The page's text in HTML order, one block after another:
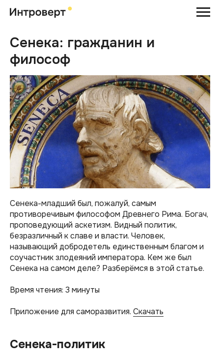
Сенека: гражданин и
философ
Сенека-младший был, пожалуй, самым
противоречивым философом Древнего Рима. Богач,
проповедующий аскетизм. Видный политик,
безразличный к славе и власти. Человек,
называющий добродетель единственным благом и
соучастник злодеяний императора. Кем же был
Сенека на самом деле? Разберёмся в этой статье.
Время чтения: 3 минуты
Приложение для саморазвития. Скачать
Сенека-политик